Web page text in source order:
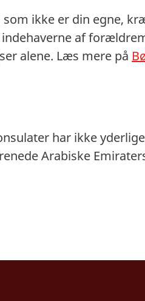
ikke er din egne,
af
alene. Læs mere på
har ikke
Arabiske